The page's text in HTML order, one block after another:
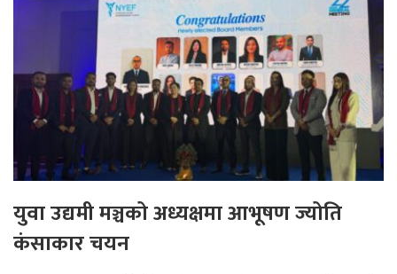
युवा उद्यमी मञ्चको अध्यक्षमा आभूषण ज्योति
कंसाकार चयन